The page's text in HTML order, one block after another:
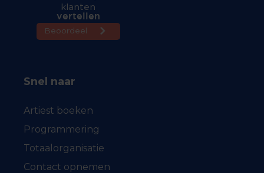
Snel naar
Artiest boeken
Programmering
Totaalorganisatie
Contact opnemen